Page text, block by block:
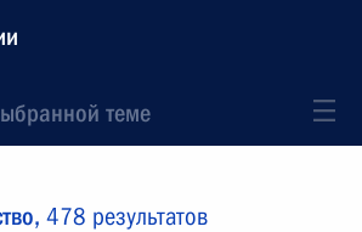
теме
478 результатов